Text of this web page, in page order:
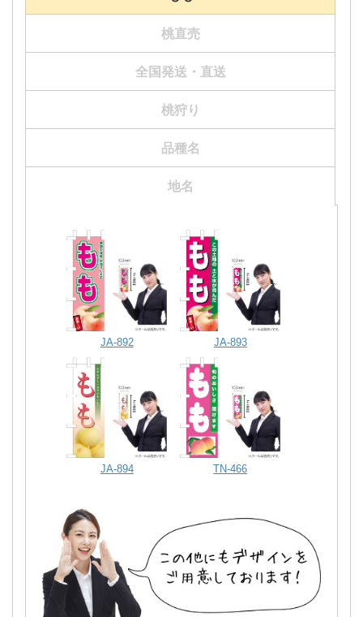
YK-796
YK-833
YK-816
YK-894
YK-804
桃直売
全国発送・直送
桃狩り
品種名
地名
JA-892 JA-893
JA-894 TN-466